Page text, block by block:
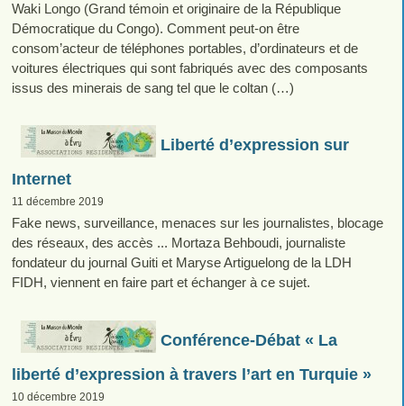
Waki Longo (Grand témoin et originaire de la République
Démocratique du Congo). Comment peut-on être
consom’acteur de téléphones portables, d’ordinateurs et de
voitures électriques qui sont fabriqués avec des composants
issus des minerais de sang tel que le coltan (…)
Liberté d’expression sur
Internet
11 décembre 2019
Fake news, surveillance, menaces sur les journalistes, blocage
des réseaux, des accès ... Mortaza Behboudi, journaliste
fondateur du journal Guiti et Maryse Artiguelong de la LDH
FIDH, viennent en faire part et échanger à ce sujet.
Conférence-Débat « La
liberté d’expression à travers l’art en Turquie »
10 décembre 2019